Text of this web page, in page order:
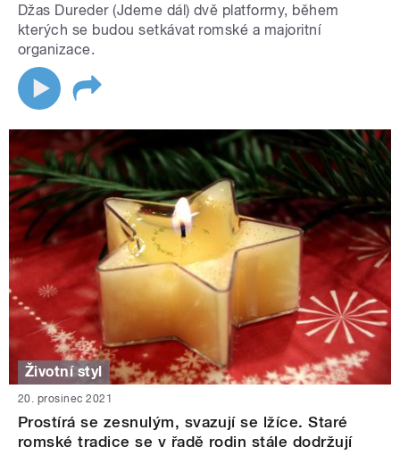
Džas Dureder (Jdeme dál) dvě platformy, během
kterých se budou setkávat romské a majoritní
organizace.
Životní styl
20. prosinec 2021
Prostírá se zesnulým, svazují se lžíce. Staré
romské tradice se v řadě rodin stále dodržují